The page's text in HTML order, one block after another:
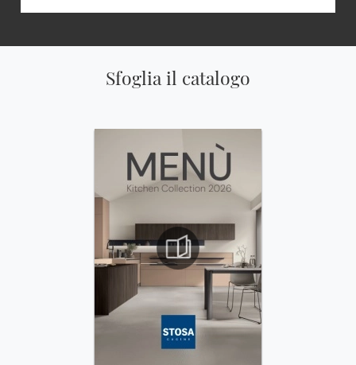
Sfoglia il catalogo